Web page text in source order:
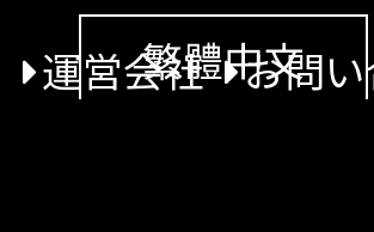
運営会社 お問
繁體中文